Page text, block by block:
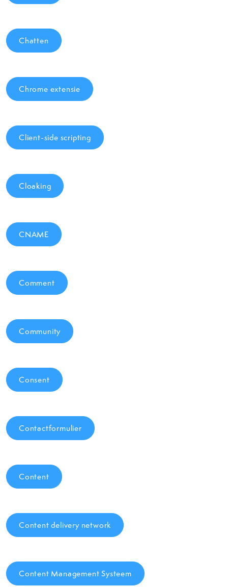
Chatten
Chrome extensie
Client-side scripting
Cloaking
CNAME
Comment
Community
Consent
Contactformulier
Content
Content delivery network
Content Management Systeem